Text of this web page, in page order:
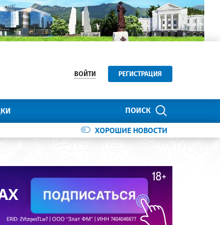
ВОЙТИ РЕГИСТРАЦИЯ
ПОИСК
ХОРОШИЕ НОВОСТИ